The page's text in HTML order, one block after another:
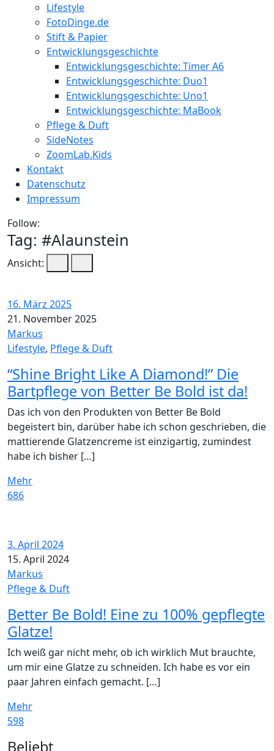
Lifestyle
FotoDinge.de
Stift & Papier
Entwicklungsgeschichte
Entwicklungsgeschichte: Timer A6
Entwicklungsgeschichte: Duo1
Entwicklungsgeschichte: Uno1
Entwicklungsgeschichte: MaBook
Pflege & Duft
SideNotes
ZoomLab.Kids
Kontakt
Datenschutz
Impressum
Follow:
Tag: #Alaunstein
Ansicht:
16. März 2025
21. November 2025
Markus
Lifestyle, Pflege & Duft
“Shine Bright Like A Diamond!” Die
Bartpflege von Better Be Bold ist da!
Das ich von den Produkten von Better Be Bold
begeistert bin, darüber habe ich schon geschrieben, die
mattierende Glatzencreme ist einzigartig, zumindest
habe ich bisher […]
Mehr
686
3. April 2024
15. April 2024
Markus
Pflege & Duft
Better Be Bold! Eine zu 100% gepflegte
Glatze!
Ich weiß gar nicht mehr, ob ich wirklich Mut brauchte,
um mir eine Glatze zu schneiden. Ich habe es vor ein
paar Jahren einfach gemacht. […]
Mehr
598
Widgets
Beliebt